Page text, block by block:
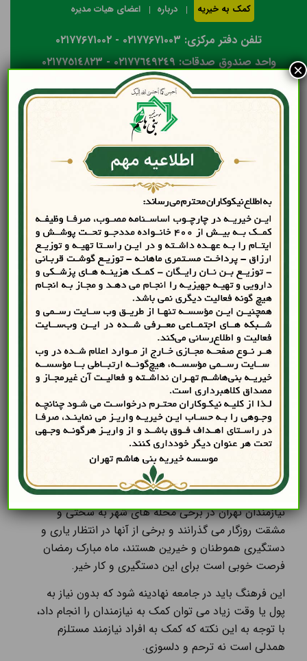
کمک به خیریه درباره اعضای هیات مدیره
تلفن دفتر مرکزی: ۰۲۱۷۷۶۷۱۰۰۳ - ۰۲۱۷۷۶۷۱۰۰۲
واحد صندوق صدقات: ٠٢١٧٧٦٤٩٢٤٩ - ٠٢١٧٧٥١٤٨٢٣
کمک به نیازمندان
کمک به نیازمندان را فراموش
نکنیم
کمک به نیازمندان
کمک به نیازمندان و اطعام آنها از اهميت و ارزش معنوی
بالايی برخوردار است و با اجرای طرح های ويژه در اين
ماه فرصت های خوبی در اختيار نيكوكاران و خيرين قرار
می گیرد تا بتوانند گرهی از مشكلات زندگی نيازمندان باز
كنند.
نیازمندان تهران در برخی محله های شهر به سختی و
مشقت روزگار می گذرانند و برخی از آنها در انتظار یاری و
دستگیری هموطنان و خیرین هستند، ماه مبارک رمضان
فرصت خوبی است برای این دستگیری و کار خیر.
این فرهنگ باید در جامعه نهادینه شود که بدون نیاز به
پول یا وقت زیاد می توان کمک به نیازمندان را انجام داد،
با توجه به این نکته که کمک به افراد نیازمند مستلزم
همدلی است نه ترحم و دلسوزی.
×